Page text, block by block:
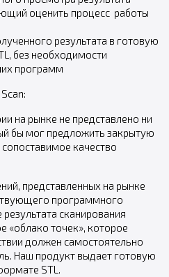
оценить процесс работы
результата в готовую
без необходимости
программ
на рынке не представлено ни
бы мог предложить закрытую
качество
представленных на рынке
программного
сканирования
«облако точек», которое
должен самостоятельно
Наш продукт выдает готовую
STL.